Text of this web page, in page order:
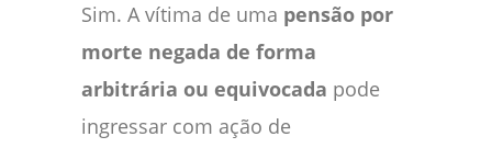
Sim. A vítima de uma pensão por
morte negada de forma
arbitrária ou equivocada pode
ingressar com ação de